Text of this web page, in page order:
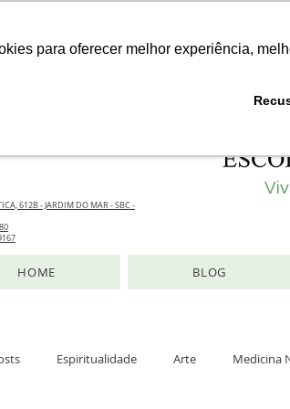
para oferecer melhor experiência,
612B - JARDIM DO MAR - SBC -
HOME BLOG
Espiritualidade Arte Medicina